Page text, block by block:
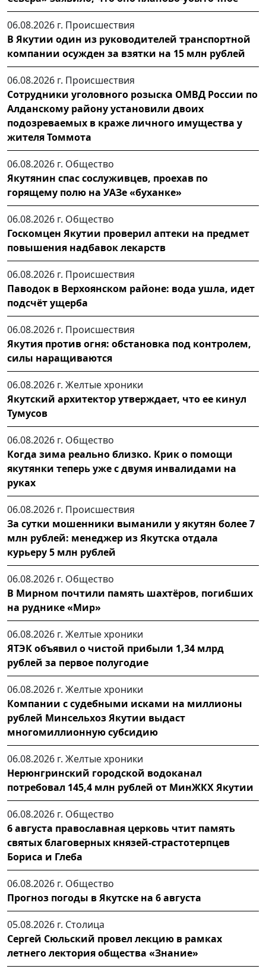
06.08.2026 г. Происшествия
В Якутии один из руководителей транспортной
компании осужден за взятки на 15 млн рублей
06.08.2026 г. Происшествия
Сотрудники уголовного розыска ОМВД России по
Алданскому району установили двоих
подозреваемых в краже личного имущества у
жителя Томмота
06.08.2026 г. Общество
Якутянин спас сослуживцев, проехав по
горящему полю на УАЗе «буханке»
06.08.2026 г. Общество
Госкомцен Якутии проверил аптеки на предмет
повышения надбавок лекарств
06.08.2026 г. Происшествия
Паводок в Верхоянском районе: вода ушла, идет
подсчёт ущерба
06.08.2026 г. Происшествия
Якутия против огня: обстановка под контролем,
силы наращиваются
06.08.2026 г. Желтые хроники
Якутский архитектор утверждает, что ее кинул
Тумусов
06.08.2026 г. Общество
Когда зима реально близко. Крик о помощи
якутянки теперь уже с двумя инвалидами на
руках
06.08.2026 г. Происшествия
За сутки мошенники выманили у якутян более 7
млн рублей: менеджер из Якутска отдала
курьеру 5 млн рублей
06.08.2026 г. Общество
В Мирном почтили память шахтёров, погибших
на руднике «Мир»
06.08.2026 г. Желтые хроники
ЯТЭК объявил о чистой прибыли 1,34 млрд
рублей за первое полугодие
06.08.2026 г. Желтые хроники
Компании с судебными исками на миллионы
рублей Минсельхоз Якутии выдаст
многомиллионную субсидию
06.08.2026 г. Желтые хроники
Нерюнгринский городской водоканал
потребовал 145,4 млн рублей от МинЖКХ Якутии
06.08.2026 г. Общество
6 августа православная церковь чтит память
святых благоверных князей-страстотерпцев
Бориса и Глеба
06.08.2026 г. Общество
Прогноз погоды в Якутске на 6 августа
05.08.2026 г. Столица
Сергей Сюльский провел лекцию в рамках
летнего лектория общества «Знание»